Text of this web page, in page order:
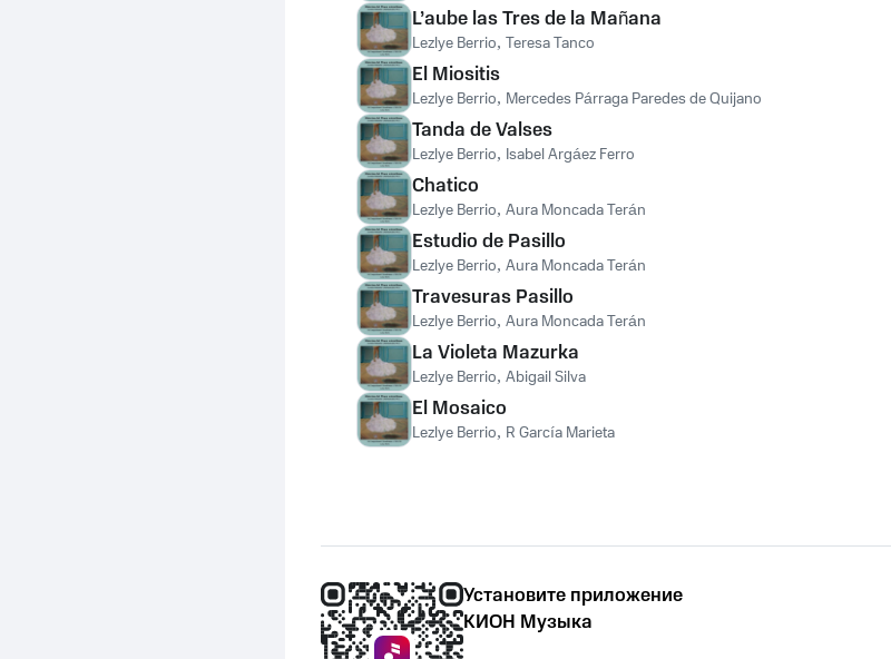
L’aube las Tres de la Mañana
Lezlye Berrio, Teresa Tanco
El Miositis
Lezlye Berrio, Mercedes Párraga Paredes de Quijano
Tanda de Valses
Lezlye Berrio, Isabel Argáez Ferro
Chatico
Lezlye Berrio, Aura Moncada Terán
Estudio de Pasillo
Lezlye Berrio, Aura Moncada Terán
Travesuras Pasillo
Lezlye Berrio, Aura Moncada Terán
La Violeta Mazurka
Lezlye Berrio, Abigail Silva
El Mosaico
Lezlye Berrio, R García Marieta
Установите приложение
КИОН Музыка